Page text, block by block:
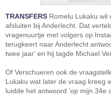
TRANSFERS Romelu Lukaku wil
afsluiten bij Anderlecht. Dat
vragenuurtje met volgers op
terugkeert naar Anderlecht
twee jaar' en hij tagde Michael
Of Verschueren ook de
Lukaku wat later de vraag kreeg
luidde het antwoord 'op mijn 34e